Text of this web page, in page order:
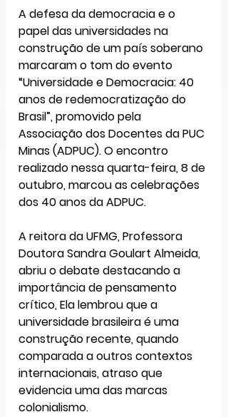
A defesa da democracia e o
papel das universidades na
construção de um país soberano
marcaram o tom do evento
“Universidade e Democracia: 40
anos de redemocratização do
Brasil”, promovido pela
Associação dos Docentes da PUC
Minas (ADPUC). O encontro
realizado nessa quarta-feira, 8 de
outubro, marcou as celebrações
dos 40 anos da ADPUC.
A reitora da UFMG, Professora
Doutora Sandra Goulart Almeida,
abriu o debate destacando a
importância de pensamento
crítico, Ela lembrou que a
universidade brasileira é uma
construção recente, quando
comparada a outros contextos
internacionais, atraso que
evidencia uma das marcas
colonialismo.